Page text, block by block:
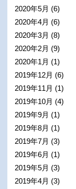
2020年5月 (6)
2020年4月 (6)
2020年3月 (8)
2020年2月 (9)
2020年1月 (1)
2019年12月 (6)
2019年11月 (1)
2019年10月 (4)
2019年9月 (1)
2019年8月 (1)
2019年7月 (3)
2019年6月 (1)
2019年5月 (3)
2019年4月 (3)